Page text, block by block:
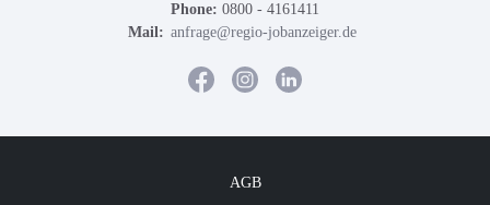
Phone: 0800 - 4161411
Mail: anfrage@regio-jobanzeiger.de
AGB